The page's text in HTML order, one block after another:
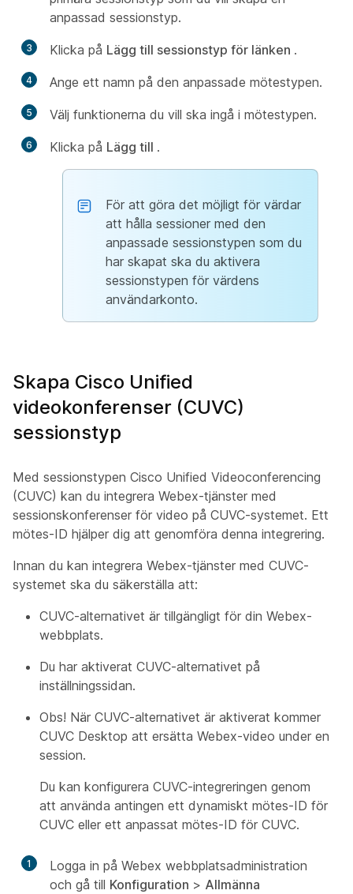
anpassad sessionstyp.
3 Klicka på Lägg till sessionstyp för länken .
4 Ange ett namn på den anpassade mötestypen.
5 Välj funktionerna du vill ska ingå i mötestypen.
6 Klicka på Lägg till .
För att göra det möjligt för värdar
att hålla sessioner med den
anpassade sessionstypen som du
har skapat ska du aktivera
sessionstypen för värdens
användarkonto.
Skapa Cisco Unified
videokonferenser (CUVC)
sessionstyp
Med sessionstypen Cisco Unified Videoconferencing
(CUVC) kan du integrera Webex-tjänster med
sessionskonferenser för video på CUVC-systemet. Ett
mötes-ID hjälper dig att genomföra denna integrering.
Innan du kan integrera Webex-tjänster med CUVC-
systemet ska du säkerställa att:
CUVC-alternativet är tillgängligt för din Webex-
webbplats.
Du har aktiverat CUVC-alternativet på
inställningssidan.
Obs! När CUVC-alternativet är aktiverat kommer
CUVC Desktop att ersätta Webex-video under en
session.
Du kan konfigurera CUVC-integreringen genom
att använda antingen ett dynamiskt mötes-ID för
CUVC eller ett anpassat mötes-ID för CUVC.
1
Logga in på Webex webbplatsadministration
och gå till Konfiguration > Allmänna